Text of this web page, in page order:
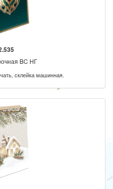
BC НГ
склейка машинная.